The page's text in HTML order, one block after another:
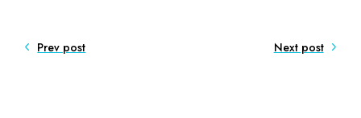
Prev post Next post